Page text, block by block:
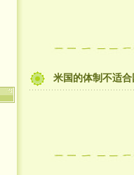
米国的体制不适